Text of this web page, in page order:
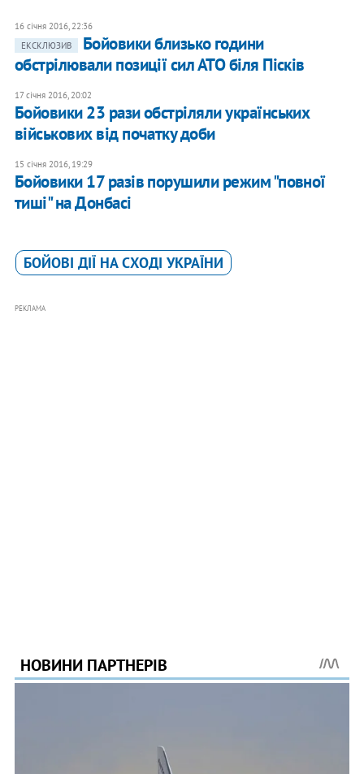
16 січня 2016, 22:36
ЕКСКЛЮЗИВ
Бойовики близько години
обстрілювали позиції сил АТО біля Пісків
17 січня 2016, 20:02
Бойовики 23 рази обстріляли українських
військових від початку доби
15 січня 2016, 19:29
Бойовики 17 разів порушили режим "повної
тиші" на Донбасі
БОЙОВІ ДІЇ НА СХОДІ УКРАЇНИ
РЕКЛАМА